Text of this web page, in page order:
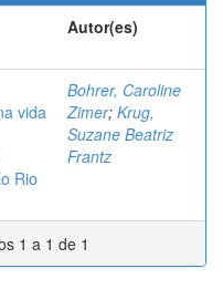
Autor(es)
vida
Rio
Bohrer, Caroline
Zimer; Krug,
Suzane Beatriz
Frantz
1 a 1 de 1